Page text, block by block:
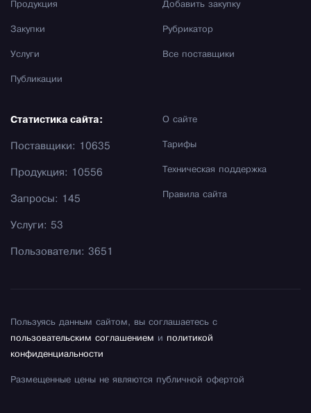
Продукция
Закупки
Услуги
Публикации
Добавить закупку
Рубрикатор
Все поставщики
О сайте
Тарифы
Техническая поддержка
Правила сайта
Статистика сайта:
Поставщики: 10635
Продукция: 10556
Запросы: 145
Услуги: 53
Пользователи: 3651
Пользуясь данным сайтом, вы соглашаетесь с
пользовательским соглашением и политикой
конфиденциальности
Размещенные цены не являются публичной офертой